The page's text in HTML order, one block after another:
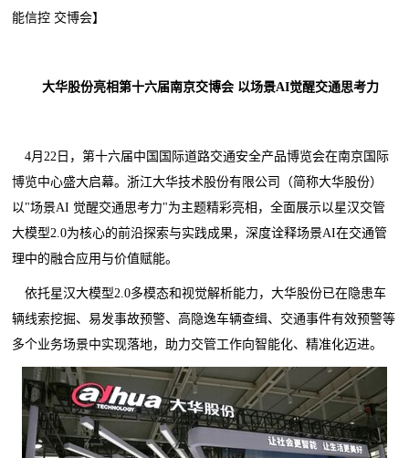
能信控 交博会】
大华股份亮相第十六届南京交博会 以场景AI觉醒交通思考力
4月22日，第十六届中国国际道路交通安全产品博览会在南京国际
博览中心盛大启幕。浙江大华技术股份有限公司（简称大华股份）
以"场景AI 觉醒交通思考力"为主题精彩亮相，全面展示以星汉交管
大模型2.0为核心的前沿探索与实践成果，深度诠释场景AI在交通管
理中的融合应用与价值赋能。
依托星汉大模型2.0多模态和视觉解析能力，大华股份已在隐患车
辆线索挖掘、易发事故预警、高隐逸车辆查缉、交通事件有效预警等
多个业务场景中实现落地，助力交管工作向智能化、精准化迈进。